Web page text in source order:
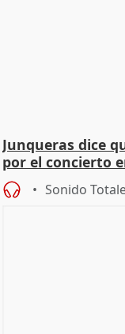
Junqueras dice
por el concierto
Sonido